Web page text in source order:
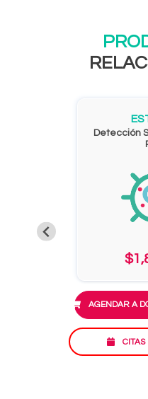
Detección
AGENDAR A
CITAS